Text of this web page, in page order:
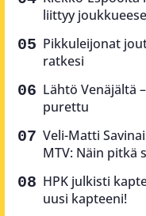
liittyy
Pikkuleijonat
ratkesi
Lähtö Venäjältä
purettu
Veli-Matti
MTV: Näin pitkä
HPK julkisti
uusi kapteeni!